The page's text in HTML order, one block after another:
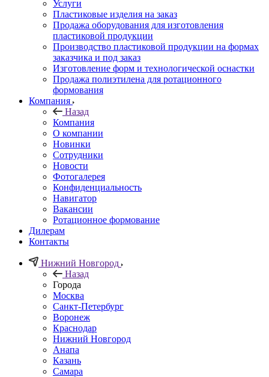
Услуги
Пластиковые изделия на заказ
Продажа оборудования для изготовления
пластиковой продукции
Производство пластиковой продукции на формах
заказчика и под заказ
Изготовление форм и технологической оснастки
Продажа полиэтилена для ротационного
формования
Компания
Назад
Компания
О компании
Новинки
Сотрудники
Новости
Фотогалерея
Конфиденциальность
Навигатор
Вакансии
Ротационное формование
Дилерам
Контакты
Нижний Новгород
Назад
Города
Москва
Санкт-Петербург
Воронеж
Краснодар
Нижний Новгород
Анапа
Казань
Самара